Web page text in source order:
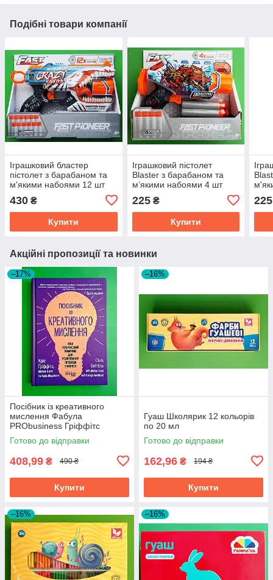
Подібні товари компанії
Іграшковий бластер
пістолет з барабаном та
м'якими набоями 12 шт
430 ₴
Купити
Іграшковий пістолет
Blaster з барабаном та
м’якими набоями 4 шт
225₴
Купити
225
Акційні пропозиції та новинки
–17%
Посібник із креативного
мислення Фабула
PRObusiness Гріффітс
фіолетова
Готово до відправки
408,99 ₴ 490 ₴
Купити
–16%
Гуаш Школярик 12 кольорів
по 20 мл
Готово до відправки
162,96 ₴ 194 ₴
Купити
–16% –16%